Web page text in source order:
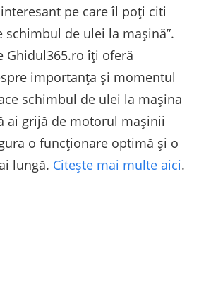
pe care îl poți citi
schimbul de ulei la mașină”.
Ghidul365.ro îți oferă
importanța și momentul
schimbul de ulei la mașina
ai grijă de motorul mașinii
o funcționare optimă și o
lungă. Citește mai multe aici.